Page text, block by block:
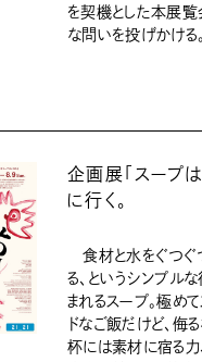
を契機とした本展覧
な問いを投げかける
企画展「スープ
に行く。
食材と水をぐつぐ
る、というシンプル
まれるスープ。極め
ドなご飯だけど、侮
杯には素材に宿る力